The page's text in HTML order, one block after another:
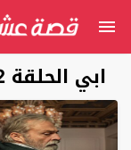
ابي الحلقة 22 كاملة